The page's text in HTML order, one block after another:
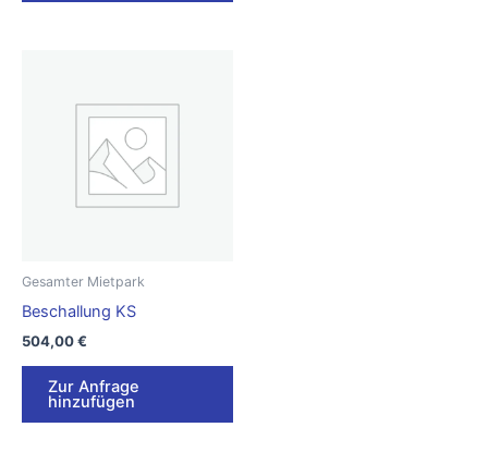
Gesamter Mietpark
Beschallung KS
504,00€
Zur Anfrage
hinzufügen